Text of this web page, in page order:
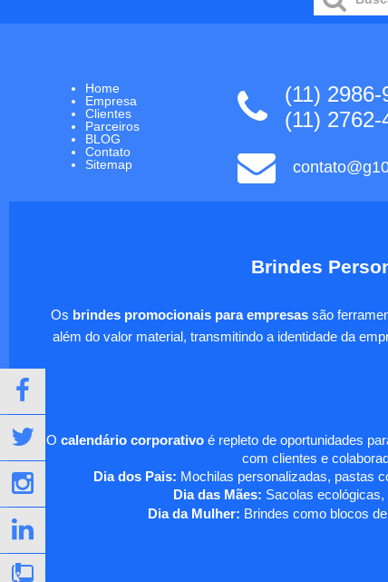
Home
Empresa
Clientes
Parceiros
BLOG
Contato
Sitemap
(11) 2986-
(11) 2762-
Brindes
Os brindes promocionais para empresassão
além do valor material, transmitindo a identidade da
O calendário corporativo é repleto de oportunidades
com clientes e
Dia dos Pais: Mochilas personalizadas, pastas
Dia das Mães: Sacolas
Dia da Mulher: Brindes como blocos